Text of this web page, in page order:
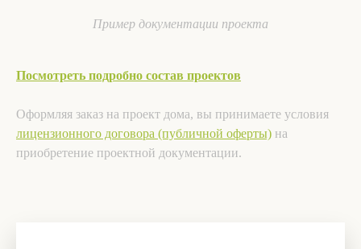
Пример документации проекта
Посмотреть подробно состав проектов
Оформляя заказ на проект дома, вы принимаете условия
лицензионного договора (публичной оферты) на
приобретение проектной документации.